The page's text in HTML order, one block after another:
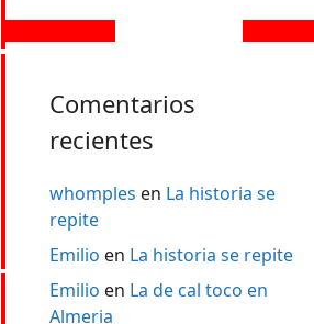
Comentarios
recientes
whomples en La historia se
repite
Emilio en La historia se repite
Emilio en La de cal toco en
Almeria